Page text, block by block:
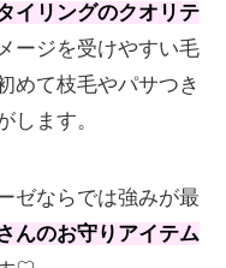
イリングのクオリテ
ージを受けやすい毛
めて枝毛やパサつき
します。
ゼならでは強みが最
んのお守りアイテム